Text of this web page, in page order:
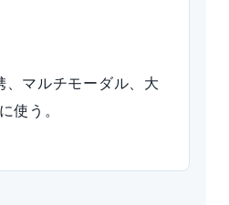
マルチモーダル、大
使う。